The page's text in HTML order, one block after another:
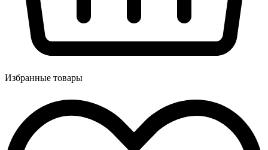
Избранные товары